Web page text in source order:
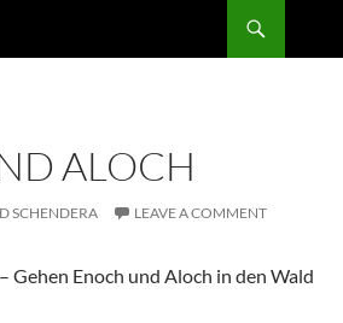
ALOCH
SCHENDERA LEAVE A COMMENT
Gehen Enoch und Aloch in den Wald